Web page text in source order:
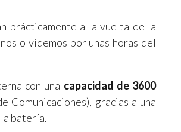
prácticamente a la vuelta de la
olvidemos por unas horas del
con una capacidad de 3600
Comunicaciones), gracias a una
batería.